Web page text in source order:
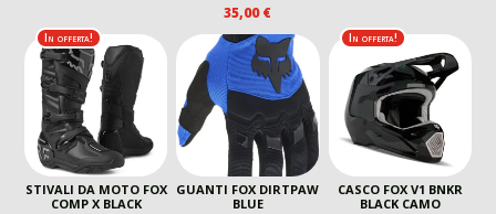
35,00€
ERA:
230,00 €.
È:
In offerta!
STIVALI DA MOTO FOX
COMP X BLACK
GUANTI FOX DIRTPAW
BLUE
In offerta!
CASCO FOX V1 BNKR
BLACK CAMO